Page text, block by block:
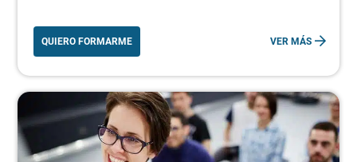
QUIERO FORMARME VER MÁS